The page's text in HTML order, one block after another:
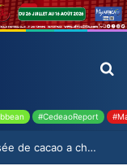
#CedeaoReport
Cameroun : la production commercialisée de cacao a chuté de 19,9% durant la saison 2025-2026